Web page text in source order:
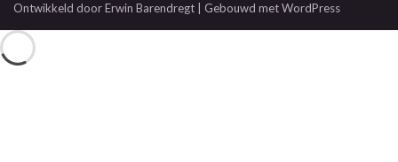
Ontwikkeld doorErwin Barendregt | Gebouwd metWordPress